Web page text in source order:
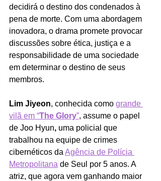
decidirá o destino dos condenados à
pena de morte. Com uma abordagem
inovadora, o drama promete provocar
discussões sobre ética, justiça e a
responsabilidade de uma sociedade
em determinar o destino de seus
membros.
Lim Jiyeon, conhecida como grande
vilã em “The Glory”, assume o papel
de Joo Hyun, uma policial que
trabalhou na equipe de crimes
cibernéticos da Agência de Polícia
Metropolitana de Seul por 5 anos. A
atriz, que agora vem ganhando maior